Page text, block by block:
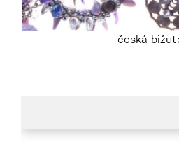
česká